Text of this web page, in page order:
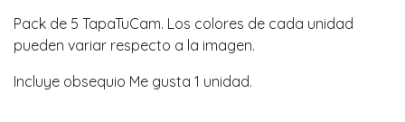
Pack de 5 TapaTuCam. Los colores de cada unidad
pueden variar respecto a la imagen.
Incluye obsequio Me gusta 1 unidad.